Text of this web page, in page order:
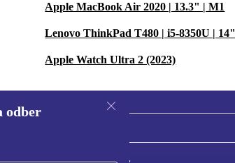
Apple MacBook Air 2020 | 13.3" | M1
Lenovo ThinkPad T480 | i5-8350U | 14"
Apple Watch Ultra 2 (2023)
odber